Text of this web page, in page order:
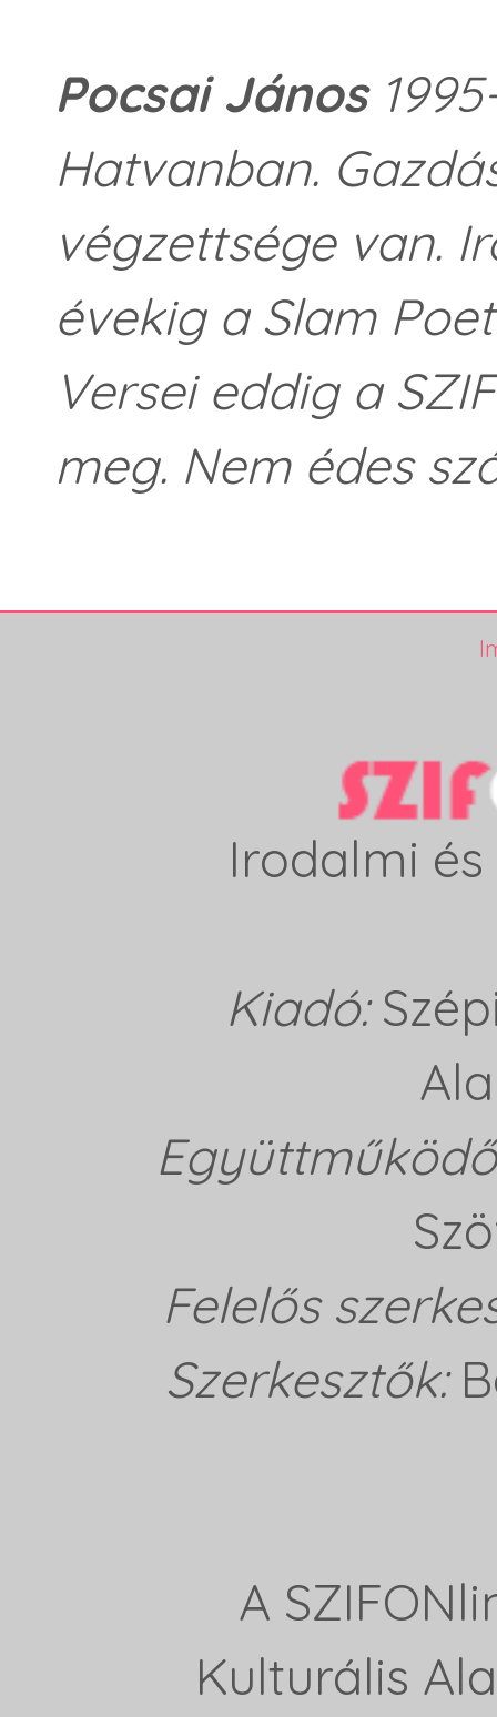
Pocsai János
Hatvanban.
végzettsége van.
évekig a Slam
Versei eddig a
meg. Nem édes
Irodalmi
Kiadó:
Felelős
Szerkesztők:
A
Kulturális